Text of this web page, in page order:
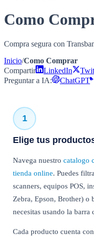
Como
Compra segura con
Inicio/Como Comprar
Compartir
LinkedIn
Preguntar a IA:
ChatGPT
1
Elige tus
Navega nuestro catalogo
tienda online. Puedes
scanners, equipos POS,
Zebra, Epson, Brother) o
necesitas usando la barra
Cada producto cuenta